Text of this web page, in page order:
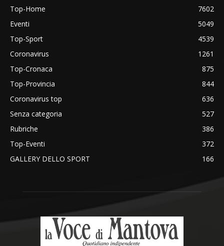
Top-Home
7602
Eventi
5049
Top-Sport
4539
Coronavirus
1261
Top-Cronaca
875
Top-Provincia
844
Coronavirus top
636
Senza categoria
527
Rubriche
386
Top-Eventi
372
GALLERY DELLO SPORT
166